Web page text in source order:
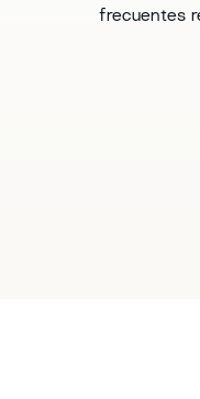
frecuentes